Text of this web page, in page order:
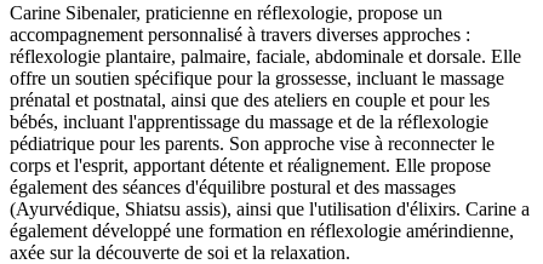
Carine Sibenaler, praticienne en réflexologie, propose un
accompagnement personnalisé à travers diverses approches :
réflexologie plantaire, palmaire, faciale, abdominale et dorsale. Elle
offre un soutien spécifique pour la grossesse, incluant le massage
prénatal et postnatal, ainsi que des ateliers en couple et pour les
bébés, incluant l'apprentissage du massage et de la réflexologie
pédiatrique pour les parents. Son approche vise à reconnecter le
corps et l'esprit, apportant détente et réalignement. Elle propose
également des séances d'équilibre postural et des massages
(Ayurvédique, Shiatsu assis), ainsi que l'utilisation d'élixirs. Carine a
également développé une formation en réflexologie amérindienne,
axée sur la découverte de soi et la relaxation.